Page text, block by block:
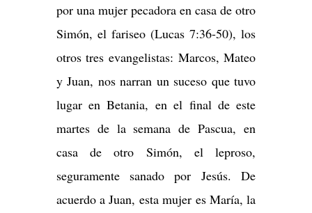
por una mujer pecadora en casa de otro
Simón, el fariseo (Lucas 7:36-50), los
otros tres evangelistas: Marcos, Mateo
y Juan, nos narran un suceso que tuvo
lugar en Betania, en el final de este
martes de la semana de Pascua, en
casa de otro Simón, el leproso,
seguramente sanado por Jesús. De
acuerdo a Juan, esta mujer es María, la